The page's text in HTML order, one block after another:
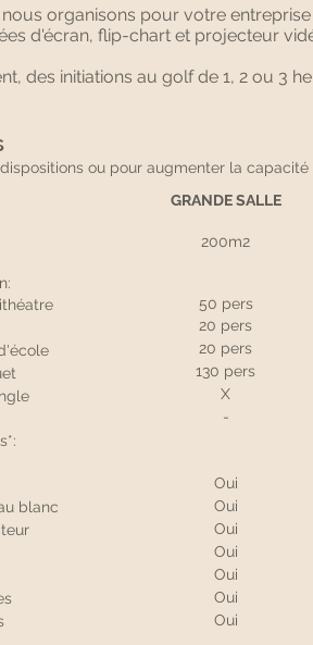
nous organisons pour votre
d'écran, flip-chart et projecteur
des initiations au golf de 1, 2 ou 3
ou pour augmenter la
blanc
GRANDE SALLE
200m2
50 pers
20 pers
20 pers
130 pers
X
-
Oui
Oui
Oui
Oui
Oui
Oui
Oui